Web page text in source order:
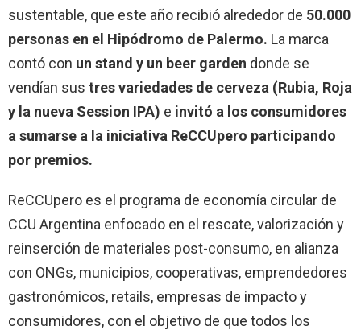
sustentable, que este año recibió alrededor de 50.000
personas en el Hipódromo de Palermo. La marca
contó con un stand y un beer garden donde se
vendían sus tres variedades de cerveza (Rubia, Roja
y la nueva Session IPA) e invitó a los consumidores
a sumarse a la iniciativa ReCCUpero participando
por premios.
ReCCUpero es el programa de economía circular de
CCU Argentina enfocado en el rescate, valorización y
reinserción de materiales post-consumo, en alianza
con ONGs, municipios, cooperativas, emprendedores
gastronómicos, retails, empresas de impacto y
consumidores, con el objetivo de que todos los